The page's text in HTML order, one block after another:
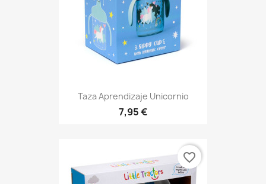
Taza Aprendizaje Unicornio
7,95 €
favorite_border